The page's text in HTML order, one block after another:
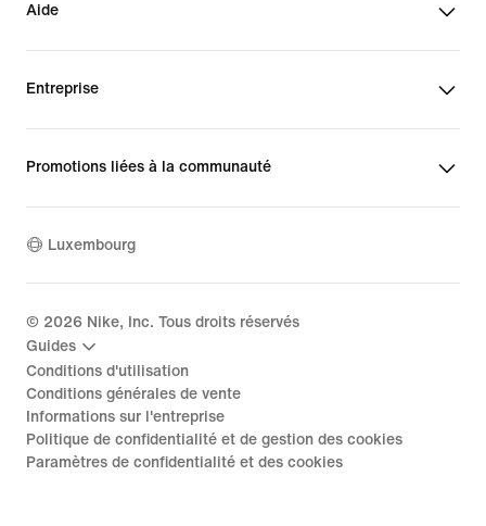
Aide
Entreprise
Promotions liées à la communauté
Luxembourg
© 2026 Nike, Inc. Tous droits réservés
Guides
Conditions d'utilisation
Conditions générales de vente
Informations sur l'entreprise
Politique de confidentialité et de gestion des cookies
Paramètres de confidentialité et des cookies